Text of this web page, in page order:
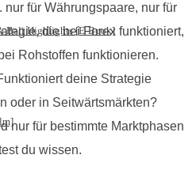
Bali Highlights [E-Book]
nur für Währungspaare, nur für
die bei Forex funktioniert,
Rohstoffen funktionieren.
deine Strategie
oder in Seitwärtsmärkten?
nur für bestimmte Marktphasen
du wissen.